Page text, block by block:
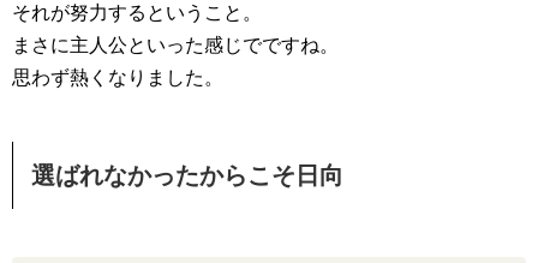
それが努力するということ。
まさに主人公といった感じでですね。
思わず熱くなりました。
選ばれなかったからこそ日向